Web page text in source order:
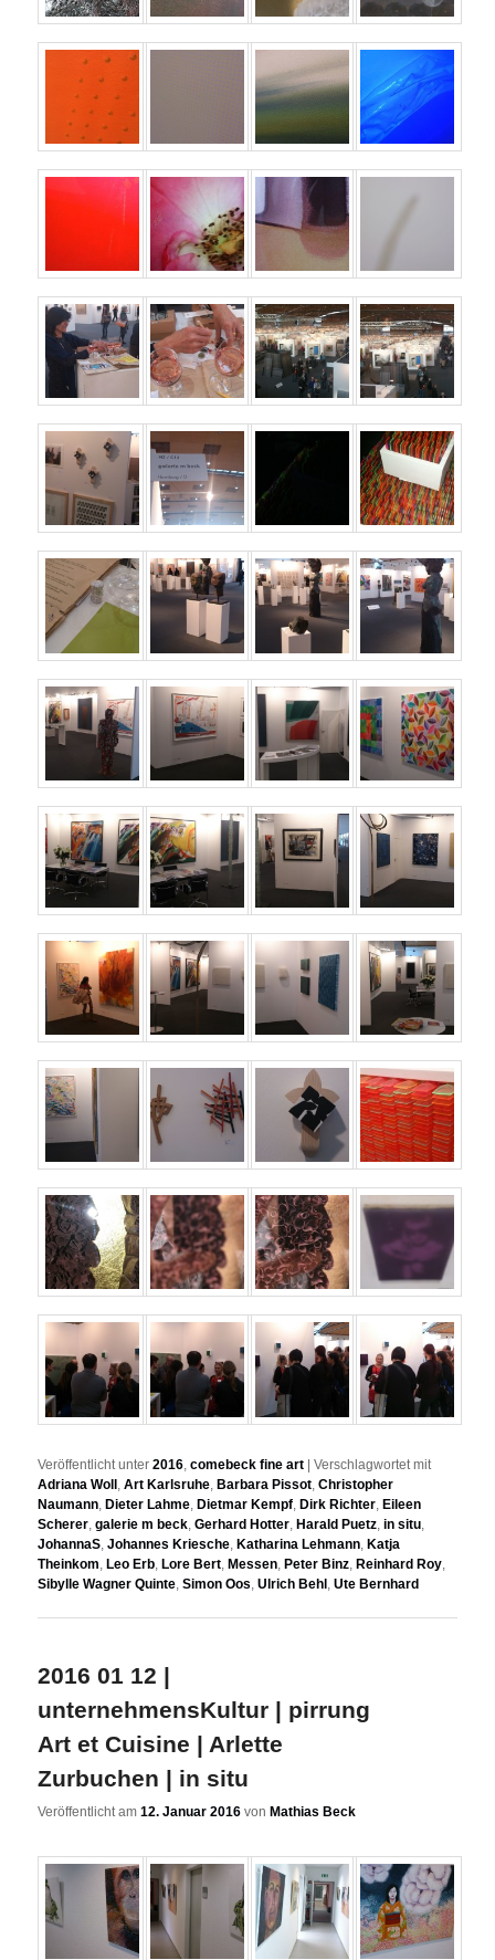
Veröffentlicht unter 2016 ,comebeck fine art |Verschlagwortet mit
Adriana Woll ,Art Karlsruhe ,Barbara Pissot ,Christopher
Naumann ,Dieter Lahme ,Dietmar Kempf ,Dirk Richter ,Eileen
Scherer ,galerie m beck ,Gerhard Hotter ,Harald Puetz ,in situ
JohannaS ,Johannes Kriesche ,Katharina Lehmann ,Katja
Theinkom ,Leo Erb ,Lore Bert ,Messen ,Peter Binz ,Reinhard Roy
Sibylle Wagner Quinte ,Simon Oos ,Ulrich Behl ,Ute Bernhard
2016 01 12 |
unternehmensKultur | pirrung
Art et Cuisine | Arlette
Zurbuchen | in situ
Veröffentlicht am12. Januar 2016 von Mathias Beck